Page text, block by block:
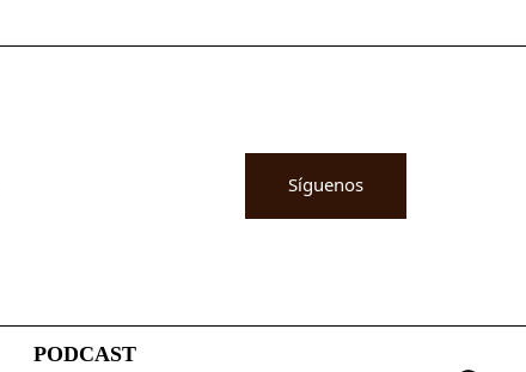
Síguenos
PODCAST